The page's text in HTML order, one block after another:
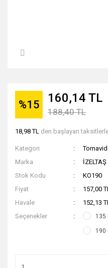
%15 160,14 TL
188,40 TL
18,98 TL den başlayan
Kategori
Marka
İZELTAŞ
Stok Kodu
KO190
Fiyat
157,00
Havale
152,13
Seçenekler
135
190